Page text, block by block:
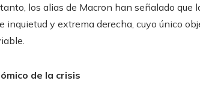
los alias de Macron han señalado que
inquietud y extrema derecha, cuyo único
de la crisis